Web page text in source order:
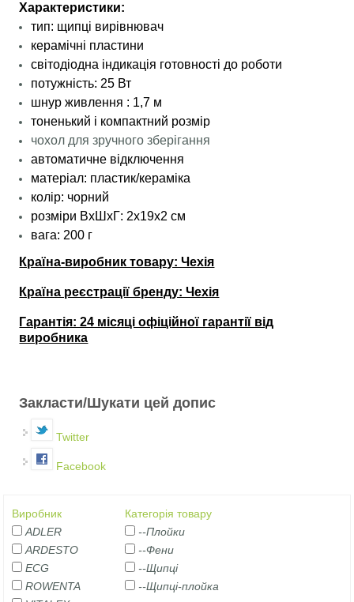
Характеристики:
тип: щипці вирівнювач
керамічні пластини
світодіодна індикація готовності до роботи
потужність: 25 Вт
шнур живлення : 1,7 м
тоненький і компактний розмір
чохол для зручного зберігання
автоматичне відключення
матеріал: пластик/кераміка
колір: чорний
розміри ВхШхГ: 2х19х2 см
вага: 200 г
Країна-виробник товару: Чехія
Країна реєстрації бренду: Чехія
Гарантія: 24 місяці офіційної гарантії від
виробника
Закласти/Шукати цей допис
Twitter
Facebook
Виробник
ADLER
ARDESTO
ECG
ROWENTA
Категорія товару
--Плойки
--Фени
--Щипці
--Щипці-плойка